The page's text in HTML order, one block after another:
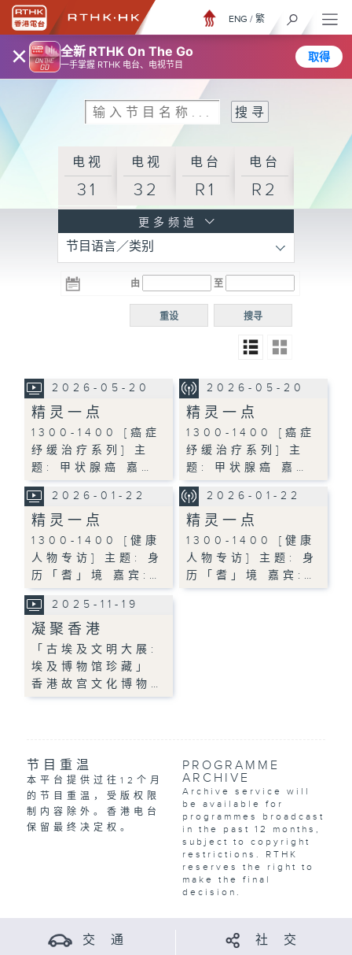
× 全新 RTHK On The Go
一手掌握 RTHK 电台、电视节目
取得
ENG / 繁
电视
31
电视
32
电台
R1
电台
R2
R3
电台 电台
R5
电台
普通
更多频道
节目语言／类别
由 至
搜寻
重设
2026-05-20
精灵一点
1300-1400 [癌症
纾缓治疗系列] 主
题: 甲状腺癌 嘉…
2026-05-20
精灵一点
1300-1400 [癌症
纾缓治疗系列] 主
题: 甲状腺癌 嘉…
2026-01-22
精灵一点
1300-1400 [健康
人物专访] 主题: 身
历「耆」境 嘉宾:…
2026-01-22
精灵一点
1300-1400 [健康
人物专访] 主题: 身
历「耆」境 嘉宾:…
2025-11-19
凝聚香港
「古埃及文明大展:
埃及博物馆珍藏」
香港故宫文化博物…
节目重温
本平台提供过往12个月
的节目重温，受版权限
制内容除外。香港电台
保留最终决定权。
PROGRAMME
ARCHIVE
Archive service will
be available for
programmes broadcast
in the past 12 months,
subject to copyright
restrictions. RTHK
reserves the right to
make the final
decision.
交 通 社 交